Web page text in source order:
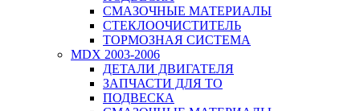
СМАЗОЧНЫЕ МАТЕРИАЛЫ
СТЕКЛООЧИСТИТЕЛЬ
ТОРМОЗНАЯ СИСТЕМА
MDX 2003-2006
ДЕТАЛИ ДВИГАТЕЛЯ
ЗАПЧАСТИ ДЛЯ ТО
ПОДВЕСКА